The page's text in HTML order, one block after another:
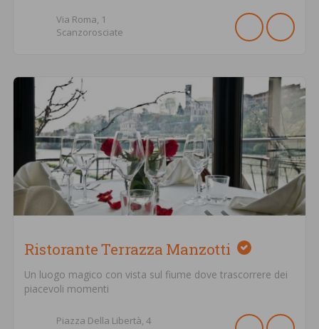
Via Roma, 1
Scanzorosciate
Ristorante Terrazza Manzotti
Un luogo magico con vista sul fiume dove trascorrere dei
piacevoli momenti
Piazza Della Libertà, 4